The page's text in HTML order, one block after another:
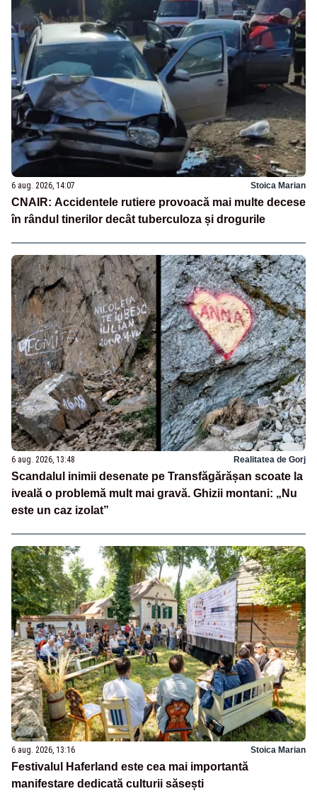
6 aug. 2026, 14:07 Stoica Marian
CNAIR: Accidentele rutiere provoacă mai multe decese
în rândul tinerilor decât tuberculoza și drogurile
6 aug. 2026, 13:48 Realitatea de Gorj
Scandalul inimii desenate pe Transfăgărășan scoate la
iveală o problemă mult mai gravă. Ghizii montani: „Nu
este un caz izolat”
6 aug. 2026, 13:16 Stoica Marian
Festivalul Haferland este cea mai importantă
manifestare dedicată culturii săsești